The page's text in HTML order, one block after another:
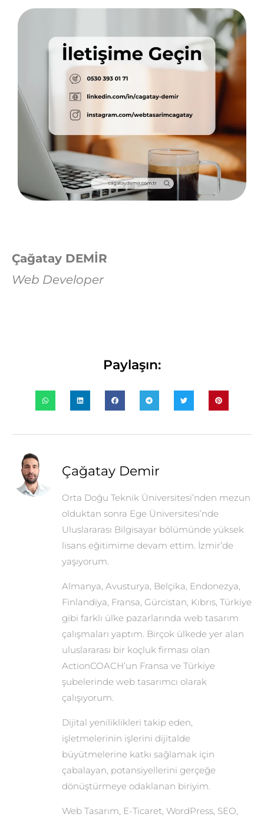
Çağatay DEMİR
Web Developer
Paylaşın:
Çağatay Demir
Orta Doğu Teknik Üniversitesi’nden mezun
olduktan sonra Ege Üniversitesi’nde
Uluslararası Bilgisayar bölümünde yüksek
lisans eğitimime devam ettim. İzmir’de
yaşıyorum.
Almanya, Avusturya, Belçika, Endonezya,
Finlandiya, Fransa, Gürcistan, Kıbrıs, Türkiye
gibi farklı ülke pazarlarında web tasarım
çalışmaları yaptım. Birçok ülkede yer alan
uluslararası bir koçluk firması olan
ActionCOACH’un Fransa ve Türkiye
şubelerinde web tasarımcı olarak
çalışıyorum.
Dijital yeniliklikleri takip eden,
işletmelerinin işlerini dijitalde
büyütmelerine katkı sağlamak için
çabalayan, potansiyellerini gerçeğe
dönüştürmeye odaklanan biriyim.
Web Tasarım, E-Ticaret, WordPress, SEO,